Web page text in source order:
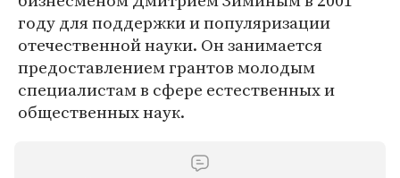
году для поддержки и популяризации
отечественной науки. Он занимается
предоставлением грантов молодым
специалистам в сфере естественных и
общественных наук.